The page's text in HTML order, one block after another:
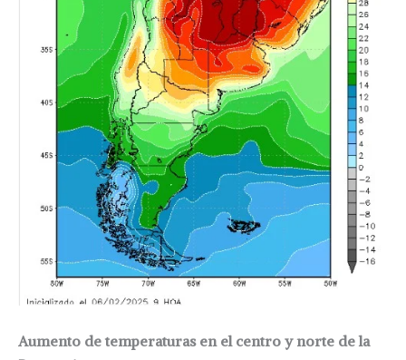
Aumento de temperaturas en el centro y norte de la